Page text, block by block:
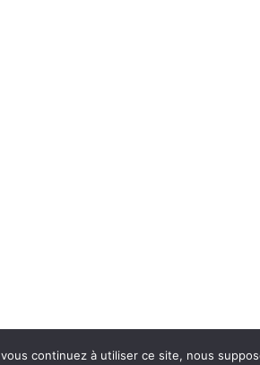
continuez à utiliser ce site, nous